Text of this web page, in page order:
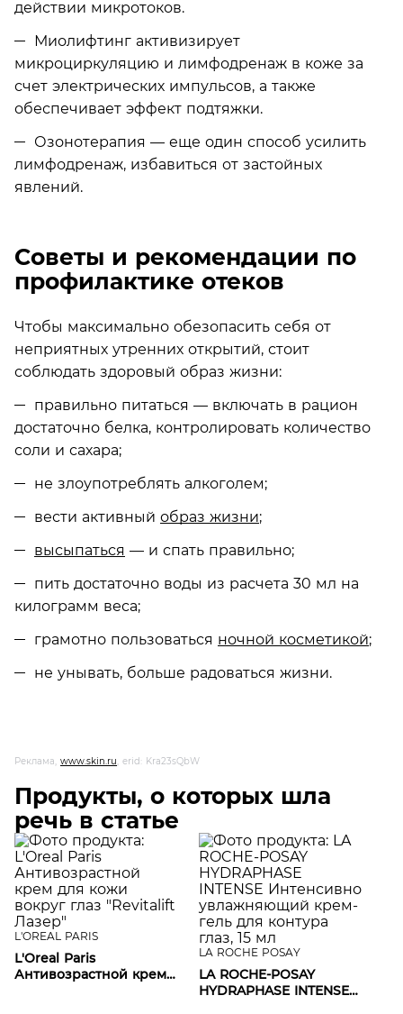
действии микротоков.
Миолифтинг активизирует
микроциркуляцию и лимфодренаж в коже за
счет электрических импульсов, а также
обеспечивает эффект подтяжки.
Озонотерапия — еще один способ усилить
лимфодренаж, избавиться от застойных
явлений.
Советы и рекомендации по
профилактике отеков
Чтобы максимально обезопасить себя от
неприятных утренних открытий, стоит
соблюдать здоровый образ жизни:
правильно питаться — включать в рацион
достаточно белка, контролировать количество
соли и сахара;
не злоупотреблять алкоголем;
вести активный образ жизни;
высыпаться — и спать правильно;
пить достаточно воды из расчета 30 мл на
килограмм веса;
грамотно пользоваться ночной косметикой;
не унывать, больше радоваться жизни.
Реклама, www.skin.ru, erid: Kra23sQbW
Продукты, о которых шла
речь в статье
L'OREAL PARIS
L'Oreal Paris
Антивозрастной крем
LA ROCHE POSAY
LA ROCHE-POSAY
HYDRAPHASE INTENSE